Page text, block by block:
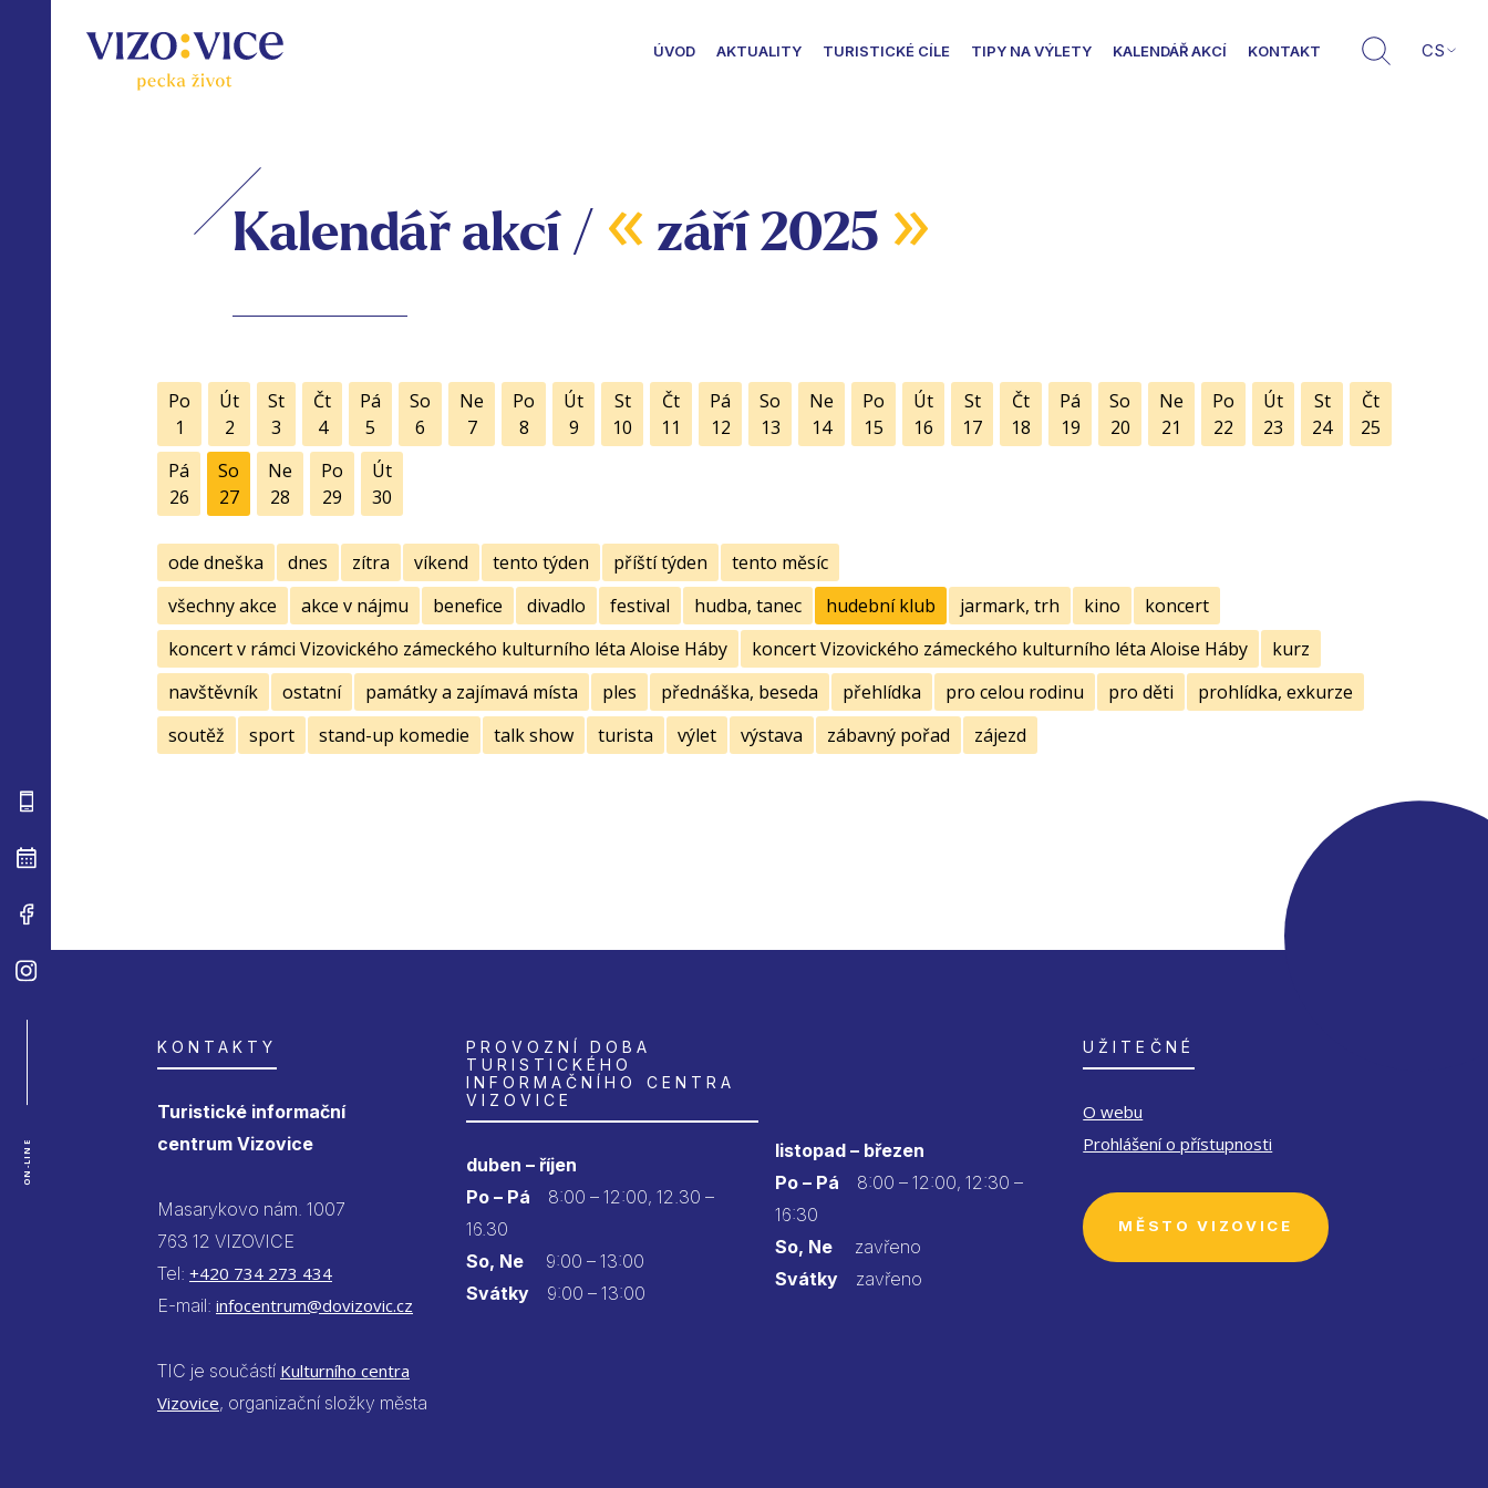
ÚVOD AKTUALITY TURISTICKÉ CÍLE TIPY NA VÝLETY KALENDÁŘ AKCÍ KONTAKT CS
ON-LINE
Kalendář akcí / « září 2025 »
Po
1
Út
2
St
3
Čt
4
Pá
5
So
6
Ne
7
Po
8
Út
9
St
10
Čt
11
Pá
12
So
13
Ne
14
Po
15
Út
16
St
17
Čt
18
Pá
19
So
20
Ne
21
Po
22
Út
23
St
24
Čt
25
Pá
26
So
27
Ne
28
Po
29
Út
30
ode dneška dnes zítra víkend tento týden příští týden
tento měsíc
všechny akce
akce v nájmu benefice divadlo festival hudba, tanec hudební klub jarmark, trh kino
koncert
koncert v rámci Vizovického zámeckého kulturního léta Aloise Háby
koncert Vizovického zámeckého kulturního léta Aloise Háby
kurz
navštěvník
ostatní památky a zajímavá místa ples přednáška, beseda přehlídka pro celou rodinu pro děti
prohlídka, exkurze
soutěž
sport stand-up komedie talk show turista výlet výstava zábavný pořad zájezd
KONTAKTY
Turistické informační
centrum Vizovice
Masarykovo nám. 1007
763 12 VIZOVICE
Tel: +420 734 273 434
E-mail: infocentrum@dovizovic.cz
TIC je součástí Kulturního centra
Vizovice, organizační složky města
PROVOZNÍ DOBA
TURISTICKÉHO
INFORMAČNÍHO CENTRA
VIZOVICE
duben – říjen
Po – Pá
8:00 – 12:00, 12.30 –
16.30
So, Ne9:00 – 13:00
Svátky9:00 – 13:00
listopad – březen
Po – Pá 8:00 – 12:00, 12:30 –
16:30
So, Nezavřeno
Svátkyzavřeno
UŽITEČNÉ
O webu
Prohlášení o přístupnosti
MĚSTO VIZOVICE